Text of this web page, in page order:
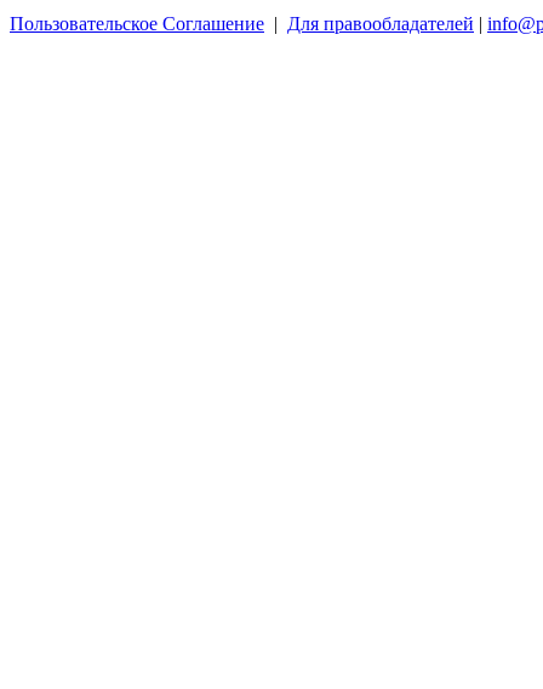
Пользовательское Соглашение | Для правообладателей |